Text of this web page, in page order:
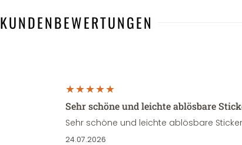
KUNDENBEWERTUNGEN
Sehr schöne und leichte ablösbare
Sehr schöne und leichte ablösbare
24.07.2026